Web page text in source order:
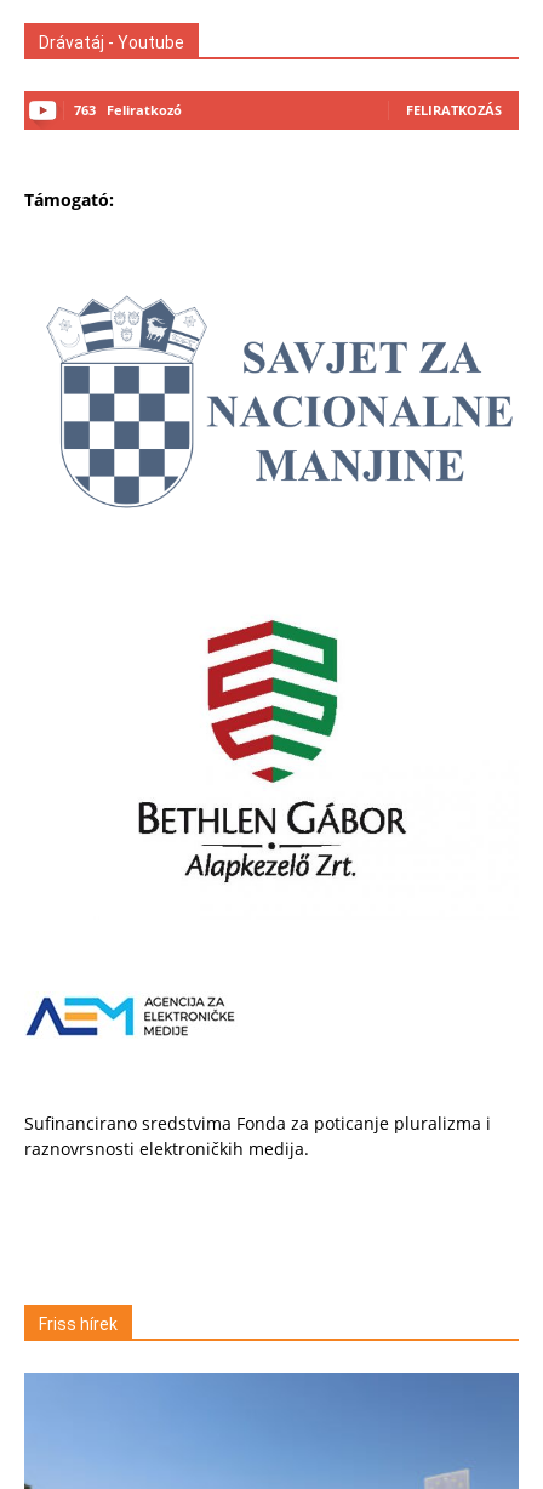
Drávatáj - Youtube
763 Feliratkozó FELIRATKOZÁS
Támogató:
Sufinancirano sredstvima Fonda za poticanje pluralizma i
raznovrsnosti elektroničkih medija.
Friss hírek